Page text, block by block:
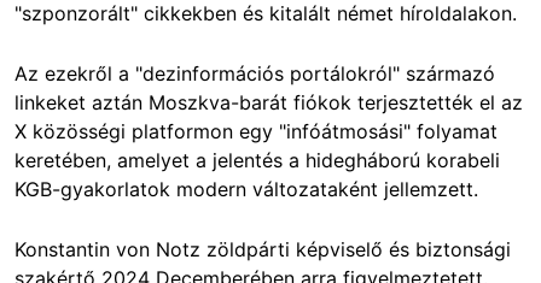
"szponzorált" cikkekben és kitalált német híroldalakon.
Az ezekről a "dezinformációs portálokról" származó
linkeket aztán Moszkva-barát fiókok terjesztették el az
X közösségi platformon egy "infóátmosási" folyamat
keretében, amelyet a jelentés a hidegháború korabeli
KGB-gyakorlatok modern változataként jellemzett.
Konstantin von Notz zöldpárti képviselő és biztonsági